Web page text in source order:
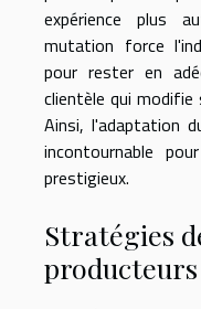
expérience plus
mutation force
pour rester en
clientèle qui
Ainsi, l'adaptation
incontournable
prestigieux.
Stratégies
producteurs